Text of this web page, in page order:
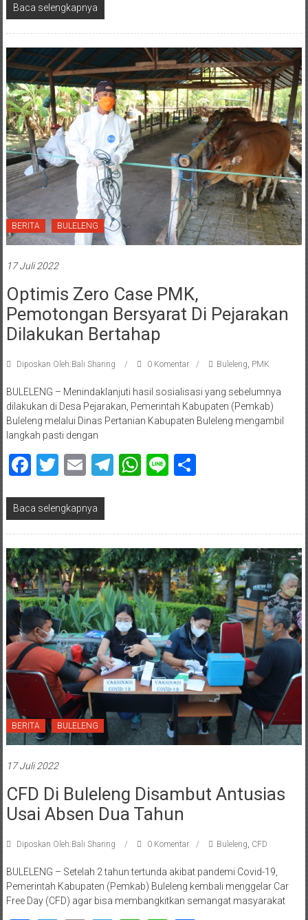
Baca selengkapnya
BERITA BULELENG
17 Juli 2022
Optimis Zero Case PMK,
Pemotongan Bersyarat Di Pejarakan
Dilakukan Bertahap
Diposkan Oleh:Bali Sharing 0 Komentar Buleleng PMK
BULELENG – Menindaklanjuti hasil sosialisasi yang sebelumnya
dilakukan di Desa Pejarakan, Pemerintah Kabupaten (Pemkab)
Buleleng melalui Dinas Pertanian Kabupaten Buleleng mengambil
langkah pasti dengan
Facebook
Twitter
EmailTelegram
WhatsApp
LineShare
Baca selengkapnya
BERITA BULELENG
17 Juli 2022
CFD Di Buleleng Disambut Antusias
Usai Absen Dua Tahun
Diposkan Oleh:Bali Sharing 0 Komentar Buleleng, CFD
BULELENG – Setelah 2 tahun tertunda akibat pandemi Covid-19,
Pemerintah Kabupaten (Pemkab) Buleleng kembali menggelar Car
Free Day (CFD) agar bisa membangkitkan semangat masyarakat